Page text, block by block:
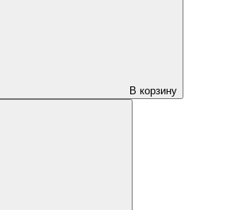
В корзину